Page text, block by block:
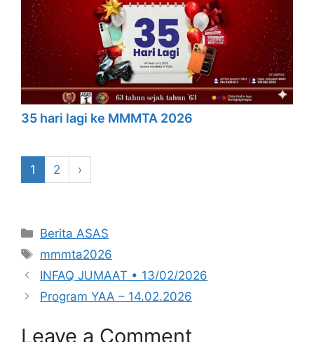
35 hari lagi ke MMMTA 2026
1 2 ›
Categories
Berita ASAS
Tags
mmmta2026
INFAQ JUMAAT • 13/02/2026
Program YAA – 14.02.2026
Leave a Comment